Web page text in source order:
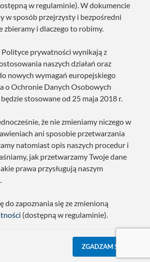
w regulaminie). W dokumencie
w sposób przejrzysty i bezpośredni
zbieramy i dlaczego to robimy.
Polityce prywatności wynikają z
naszych działań oraz
nowych wymagań europejskiego
o Ochronie Danych Osobowych
stosowane od 25 maja 2018 r.
że nie zmieniamy niczego w
ani sposobie przetwarzania
natomiast opis naszych procedur i
jak przetwarzamy Twoje dane
prawa przysługują naszym
do zapoznania się ze zmienioną
(dostępną w regulaminie).
ZGADZAM SIĘ